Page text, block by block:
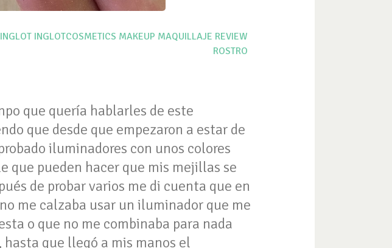
INGLOT INGLOTCOSMETICS MAKEUP MAQUILLAJE REVIEW
ROSTRO
que quería hablarles de este
que desde que empezaron a estar de
iluminadores con unos colores
que pueden hacer que mis mejillas se
de probar varios me di cuenta que en
me calzaba usar un iluminador que me
o que no me combinaba para nada
que llegó a mis manos el